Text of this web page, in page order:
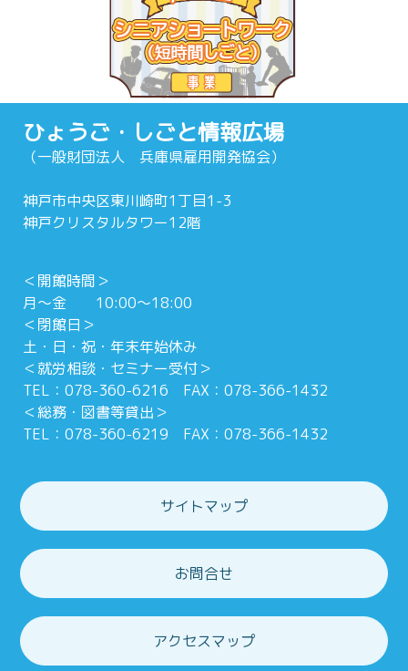
ひょうご・しごと情報広場
（一般財団法人 兵庫県雇用開発協会）
神戸市中央区東川崎町1丁目1-3
神戸クリスタルタワー12階
＜開館時間＞
月～金 10:00～18:00
＜閉館日＞
土・日・祝・年末年始休み
＜就労相談・セミナー受付＞
TEL：078-360-6216 FAX：078-366-1432
＜総務・図書等貸出＞
TEL：078-360-6219 FAX：078-366-1432
サイトマップ
お問合せ
アクセスマップ